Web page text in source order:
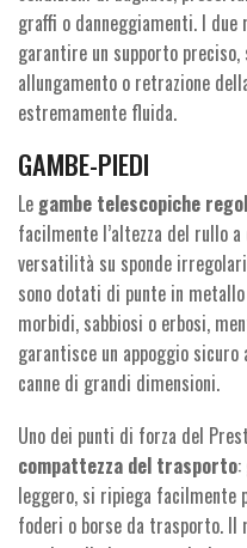
graffi o danneggiamenti. I
garantire un supporto
allungamento o retrazione
estremamente fluida.
GAMBE-PIEDI
Le gambe telescopiche
facilmente l’altezza del rullo
versatilità su sponde
sono dotati di punte in
morbidi, sabbiosi o erbosi,
garantisce un appoggio sicuro
canne di grandi dimensioni.
Uno dei punti di forza del
compattezza del trasporto:
leggero, si ripiega facilmente
foderi o borse da trasporto. Il